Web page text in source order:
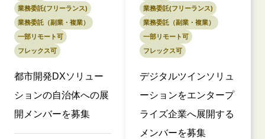
業務委託(フリーランス)
業務委託（副業・複業）
一部リモート可
フレックス可
都市開発DXソリュー
ションの自治体への展
開メンバーを募集
業務委託(フリーランス)
業務委託（副業・複業）
一部リモート可
フレックス可
デジタルツインソリュ
ーションをエンタープ
ライズ企業へ展開する
メンバーを募集